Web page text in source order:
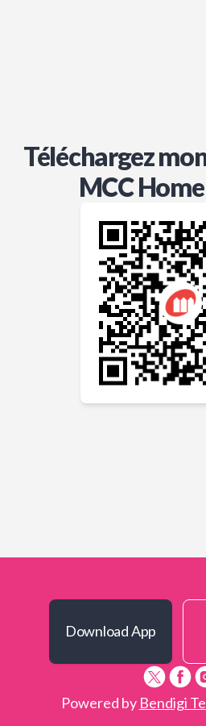
Téléchargez
MCC
Download App
Powered by Bendigi